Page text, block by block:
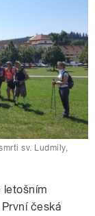
sv. Ludmily,
letošním
česká